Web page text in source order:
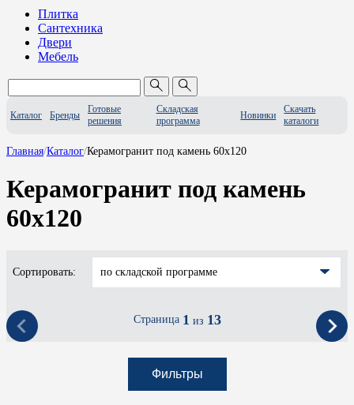
Плитка
Сантехника
Двери
Мебель
Каталог Бренды
Готовые
решения
Складская
программа
Новинки
Скачать
каталоги
Главная/Каталог/Керамогранит под камень 60х120
Керамогранит под камень
60х120
Сортировать: по складской программе
Страница 1 из 13
Фильтры